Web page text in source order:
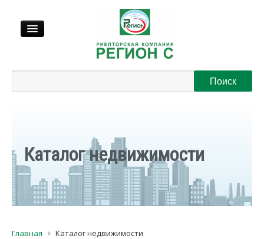
Регионы
Каталог недвижимости
Главная Каталог недвижимости